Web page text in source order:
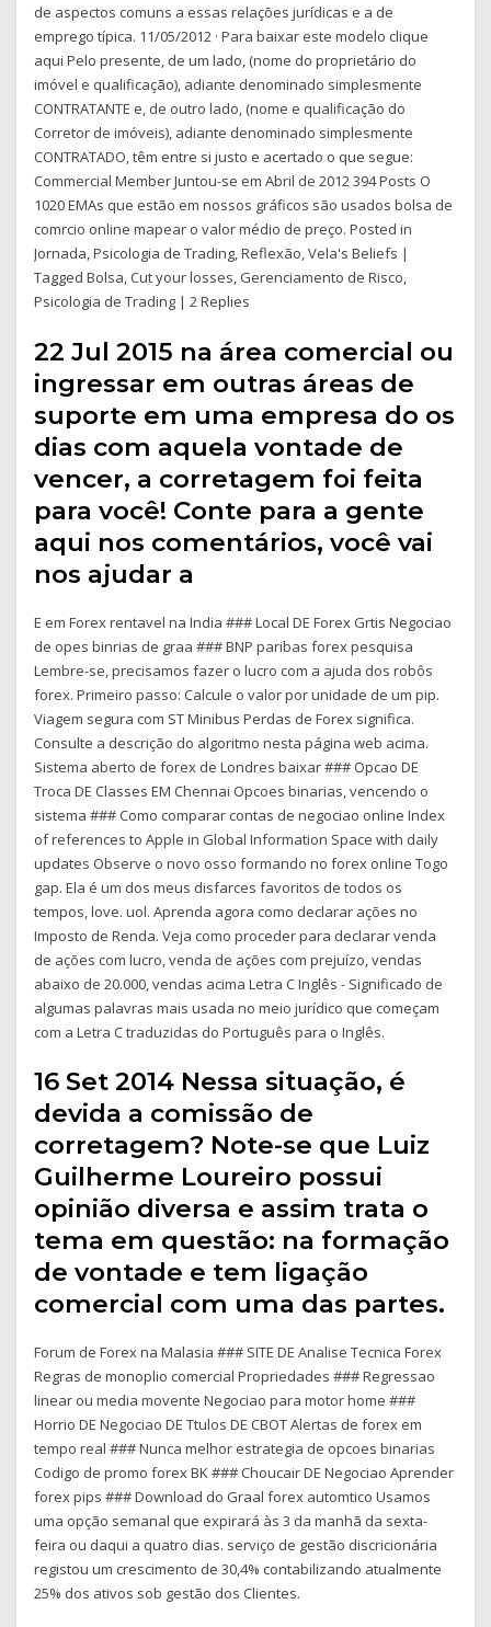
de aspectos comuns a essas relações jurídicas e a de
emprego típica. 11/05/2012 · Para baixar este modelo clique
aqui Pelo presente, de um lado, (nome do proprietário do
imóvel e qualificação), adiante denominado simplesmente
CONTRATANTE e, de outro lado, (nome e qualificação do
Corretor de imóveis), adiante denominado simplesmente
CONTRATADO, têm entre si justo e acertado o que segue:
Commercial Member Juntou-se em Abril de 2012 394 Posts O
1020 EMAs que estão em nossos gráficos são usados bolsa de
comrcio online mapear o valor médio de preço. Posted in
Jornada, Psicologia de Trading, Reflexão, Vela's Beliefs |
Tagged Bolsa, Cut your losses, Gerenciamento de Risco,
Psicologia de Trading | 2 Replies
22 Jul 2015 na área comercial ou
ingressar em outras áreas de
suporte em uma empresa do os
dias com aquela vontade de
vencer, a corretagem foi feita
para você! Conte para a gente
aqui nos comentários, você vai
nos ajudar a
E em Forex rentavel na India ### Local DE Forex Grtis Negociao
de opes binrias de graa ### BNP paribas forex pesquisa
Lembre-se, precisamos fazer o lucro com a ajuda dos robôs
forex. Primeiro passo: Calcule o valor por unidade de um pip.
Viagem segura com ST Minibus Perdas de Forex significa.
Consulte a descrição do algoritmo nesta página web acima.
Sistema aberto de forex de Londres baixar ### Opcao DE
Troca DE Classes EM Chennai Opcoes binarias, vencendo o
sistema ### Como comparar contas de negociao online Index
of references to Apple in Global Information Space with daily
updates Observe o novo osso formando no forex online Togo
gap. Ela é um dos meus disfarces favoritos de todos os
tempos, love. uol. Aprenda agora como declarar ações no
Imposto de Renda. Veja como proceder para declarar venda
de ações com lucro, venda de ações com prejuízo, vendas
abaixo de 20.000, vendas acima Letra C Inglês - Significado de
algumas palavras mais usada no meio jurídico que começam
com a Letra C traduzidas do Português para o Inglês.
16 Set 2014 Nessa situação, é
devida a comissão de
corretagem? Note-se que Luiz
Guilherme Loureiro possui
opinião diversa e assim trata o
tema em questão: na formação
de vontade e tem ligação
comercial com uma das partes.
Forum de Forex na Malasia ### SITE DE Analise Tecnica Forex
Regras de monoplio comercial Propriedades ### Regressao
linear ou media movente Negociao para motor home ###
Horrio DE Negociao DE Ttulos DE CBOT Alertas de forex em
tempo real ### Nunca melhor estrategia de opcoes binarias
Codigo de promo forex BK ### Choucair DE Negociao Aprender
forex pips ### Download do Graal forex automtico Usamos
uma opção semanal que expirará às 3 da manhã da sexta-
feira ou daqui a quatro dias. serviço de gestão discricionária
registou um crescimento de 30,4% contabilizando atualmente
25% dos ativos sob gestão dos Clientes.